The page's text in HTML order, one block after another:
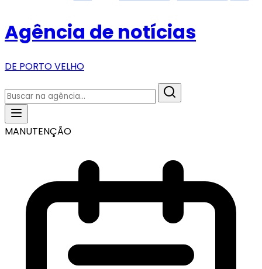
Agência de notícias
DE PORTO VELHO
MANUTENÇÃO